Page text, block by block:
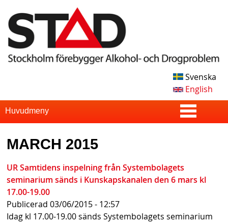
Skip
to
main
content
T
Svenska
English
S
u
Huvudmeny
MARCH 2015
UR Samtidens inspelning från Systembolagets
seminarium sänds i Kunskapskanalen den 6 mars kl
17.00-19.00
Publicerad03/06/2015 - 12:57
Idag kl 17.00-19.00 sänds Systembolagets seminarium